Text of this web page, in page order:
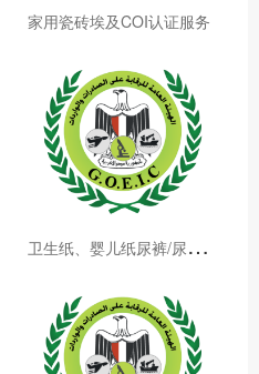
家用瓷砖埃及COI认证服务
卫
生纸、婴儿纸尿裤/尿布埃及COI认证服务